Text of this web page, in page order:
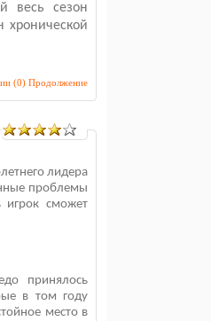
весь сезон
хронической
(0) Продолжение
лидера
проблемы
сможет
принялось
в том году
место в